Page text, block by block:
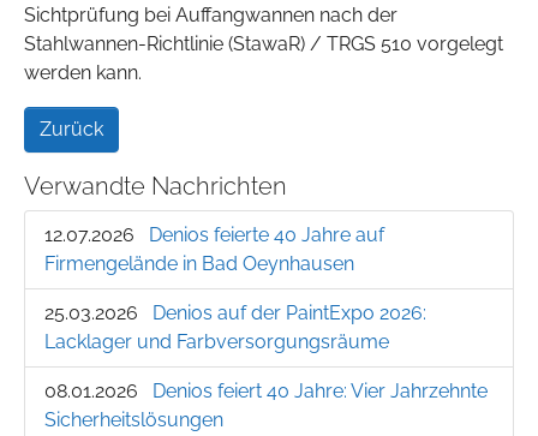
Sichtprüfung bei Auffangwannen nach der
Stahlwannen-Richtlinie (StawaR) / TRGS 510 vorgelegt
werden kann.
Zurück
Verwandte Nachrichten
12.07.2026
Denios feierte 40 Jahre auf
Firmengelände in Bad Oeynhausen
25.03.2026
Denios auf der PaintExpo 2026:
Lacklager und Farbversorgungsräume
08.01.2026
Denios feiert 40 Jahre: Vier Jahrzehnte
Sicherheitslösungen